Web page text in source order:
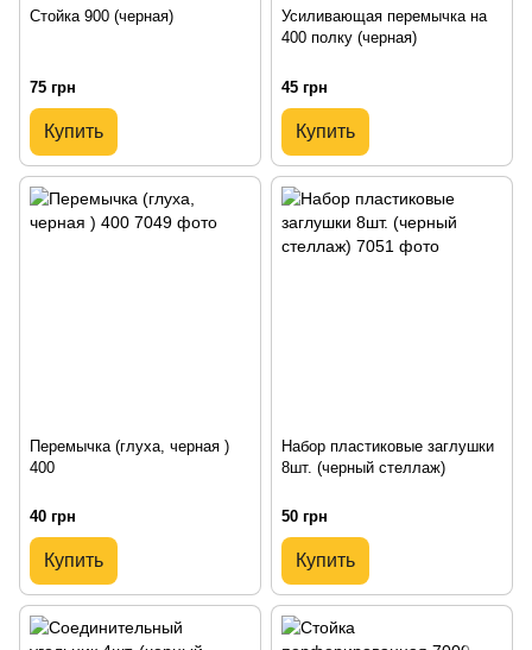
Стойка 900 (черная)
75 грн
Купить
Усиливающая перемычка на
400 полку (черная)
45 грн
Купить
Перемычка (глуха, черная )
400
40 грн
Купить
Набор пластиковые заглушки
8шт. (черный стеллаж)
50 грн
Купить